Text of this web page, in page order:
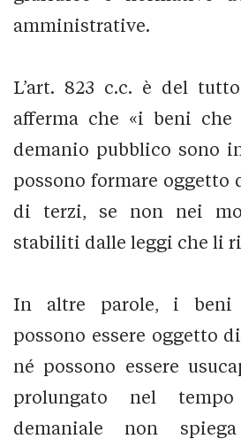
amministrative.
L’art. 823 c.c. è del
afferma che «i beni che
demanio pubblico sono
possono formare
di terzi, se non nei
stabiliti dalle leggi che li
In altre parole, i beni
possono essere oggetto
né possono essere
prolungato nel
demaniale non